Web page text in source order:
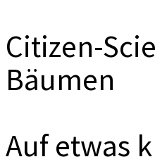
Citizen-
Bäumen
Auf etwas